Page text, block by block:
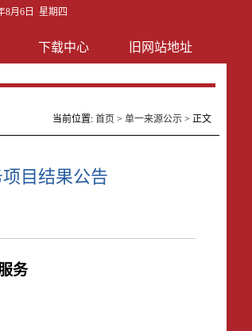
8月6日 星期四
下载中心 旧网站地址
当前位置: 首页 > 单一来源公示> 正文
目结果公告
务